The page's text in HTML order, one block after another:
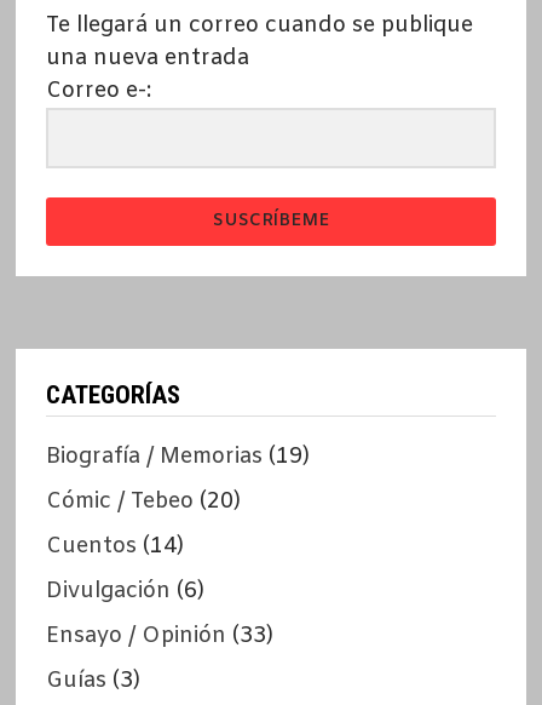
Te llegará un correo cuando se publique
una nueva entrada
Correo e-:
SUSCRÍBEME
CATEGORÍAS
Biografía / Memorias (19)
Cómic / Tebeo (20)
Cuentos (14)
Divulgación (6)
Ensayo / Opinión (33)
Guías (3)